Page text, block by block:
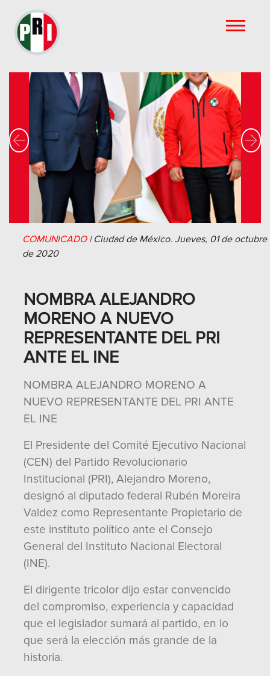
Previous Next
COMUNICADO| Ciudad de México. Jueves, 01 de octubre
de 2020
NOMBRA ALEJANDRO
MORENO A NUEVO
REPRESENTANTE DEL PRI
ANTE EL INE
NOMBRA ALEJANDRO MORENO A
NUEVO REPRESENTANTE DEL PRI ANTE
EL INE
El Presidente del Comité Ejecutivo Nacional
(CEN) del Partido Revolucionario
Institucional (PRI), Alejandro Moreno,
designó al diputado federal Rubén Moreira
Valdez como Representante Propietario de
este instituto político ante el Consejo
General del Instituto Nacional Electoral
(INE).
El dirigente tricolor dijo estar convencido
del compromiso, experiencia y capacidad
que el legislador sumará al partido, en lo
que será la elección más grande de la
historia.